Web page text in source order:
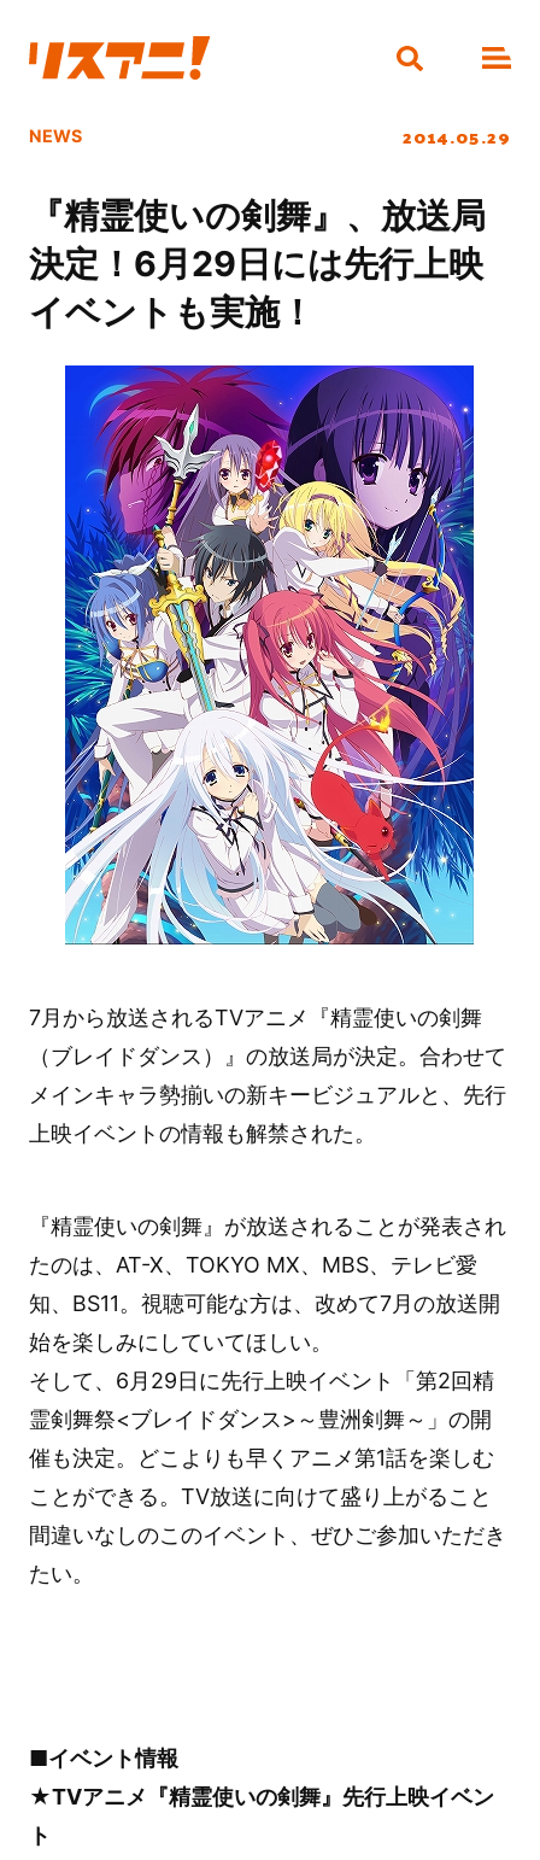
NEWS 2014.05.29
『精霊使いの剣舞』、放送局
決定！6月29日には先行上映
イベントも実施！
7月から放送されるTVアニメ『精霊使いの剣舞
（ブレイドダンス）』の放送局が決定。合わせて
メインキャラ勢揃いの新キービジュアルと、先行
上映イベントの情報も解禁された。
『精霊使いの剣舞』が放送されることが発表され
たのは、AT-X、TOKYO MX、MBS、テレビ愛
知、BS11。視聴可能な方は、改めて7月の放送開
始を楽しみにしていてほしい。
そして、6月29日に先行上映イベント「第2回精
霊剣舞祭<ブレイドダンス>～豊洲剣舞～」の開
催も決定。どこよりも早くアニメ第1話を楽しむ
ことができる。TV放送に向けて盛り上がること
間違いなしのこのイベント、ぜひご参加いただき
たい。
■イベント情報
★TVアニメ『精霊使いの剣舞』先行上映イベン
ト